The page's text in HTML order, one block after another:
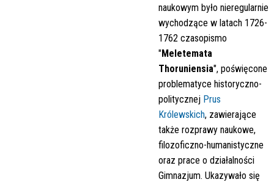
naukowym było nieregularnie
wychodzące w latach 1726-
1762 czasopismo
"Meletemata
Thoruniensia", poświęcone
problematyce historyczno-
politycznej Prus
Królewskich, zawierające
także rozprawy naukowe,
filozoficzno-humanistyczne
oraz prace o działalności
Gimnazjum. Ukazywało się